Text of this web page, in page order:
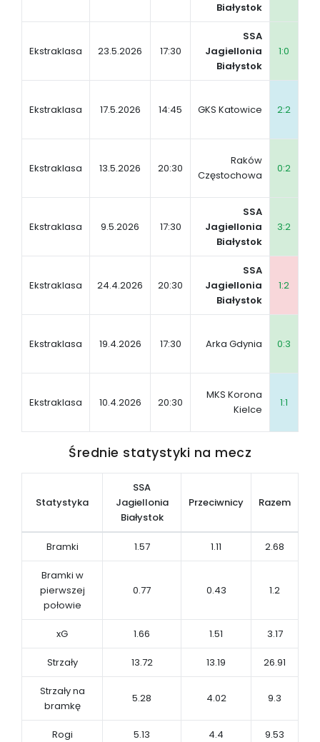
Białystok
Ekstraklasa 23.5.2026 17:30
SSA
Jagiellonia
Białystok
1:0
Ekstraklasa 17.5.2026 14:45 GKS Katowice 2:2
Ekstraklasa 13.5.2026 20:30
Raków
Częstochowa
0:2
Ekstraklasa 9.5.2026 17:30
SSA
Jagiellonia
Białystok
3:2
Ekstraklasa 24.4.2026 20:30
SSA
Jagiellonia
Białystok
1:2
Ekstraklasa 19.4.2026 17:30 Arka Gdynia 0:3
Ekstraklasa 10.4.2026 20:30
MKS Korona
Kielce
1:1
Średnie statystyki na mecz
Statystyka
SSA
Jagiellonia
Białystok
Przeciwnicy Razem
Bramki 1.57 1.11 2.68
Bramki w
pierwszej
połowie
0.77 0.43 1.2
xG 1.66 1.51 3.17
Strzały 13.72 13.19 26.91
Strzały na
bramkę
5.28 4.02 9.3
Rogi 5.13 4.4 9.53